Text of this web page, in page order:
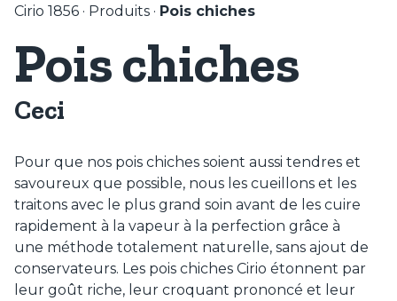
Cirio 1856 · Produits · Pois chiches
Pois chiches
Ceci
Pour que nos pois chiches soient aussi tendres et
savoureux que possible, nous les cueillons et les
traitons avec le plus grand soin avant de les cuire
rapidement à la vapeur à la perfection grâce à
une méthode totalement naturelle, sans ajout de
conservateurs. Les pois chiches Cirio étonnent par
leur goût riche, leur croquant prononcé et leur